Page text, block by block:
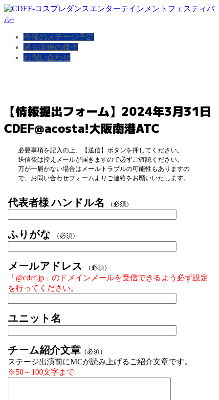
今後のステージ予定
過去開催の様子
お問い合わせ
【情報提出フォーム】2024年3月31日
CDEF@acosta!大阪南港ATC
必要事項を記入の上、【送信】ボタンを押してください。
送信後は控えメールが届きますので必ずご確認ください。
万が一届かない場合はメールトラブルの可能性もありますの
で、お問い合わせフォームよりご連絡をお願いいたします。
代表者様 ハンドル名 （必須）
ふりがな （必須）
メールアドレス （必須）
「@cdef.jp」のドメインメールを受信できるよう必ず設定
を行ってください。
ユニット名
チーム紹介文章 （必須）
ステージ出演前にMCが読み上げるご紹介文章です。
※50～100文字まで